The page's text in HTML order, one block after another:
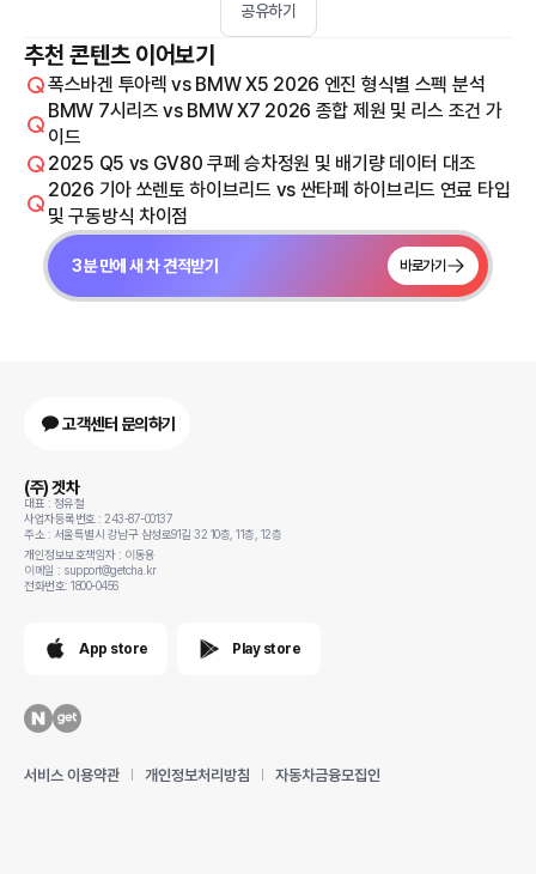
공유하기
추천 콘텐츠 이어보기
폭스바겐 투아렉 vs BMW X5 2026 엔진 형식별 스펙 분석
BMW 7시리즈 vs BMW X7 2026 종합 제원 및 리스 조건 가
이드
2025 Q5 vs GV80 쿠페 승차정원 및 배기량 데이터 대조
2026 기아 쏘렌토 하이브리드 vs 싼타페 하이브리드 연료 타입
및 구동방식 차이점
3분 만에 새 차 견적받기 바로가기
고객센터 문의하기
(주) 겟차
대표 : 정유철
사업자등록번호 : 243-87-00137
주소 : 서울특별시 강남구 삼성로91길 32 10층, 11층, 12층
개인정보보호책임자 : 이동용
이메일 : support@getcha.kr
전화번호: 1800-0456
App store Play store
서비스 이용약관 개인정보처리방침 자동차금융모집인